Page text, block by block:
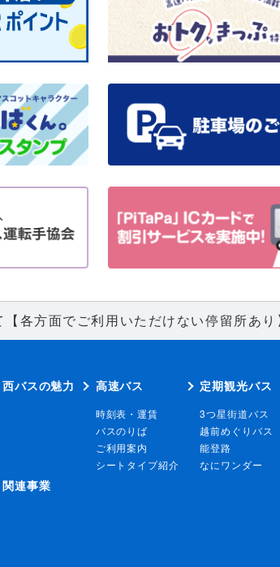
各方面でご利用いただけない停留所あり
西バスの魅力 高速バス
時刻表・運賃
バスのりば
ご利用案内
シートタイプ紹介
定期観光バス
3つ星街道バス
越前めぐりバス
能登路
なにワンダー
関連事業